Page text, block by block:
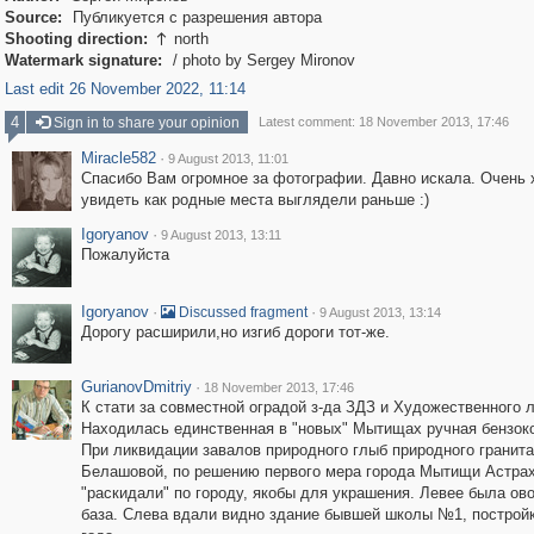
Source:
Публикуется с разрешения автора
Shooting direction:  north
Watermark signature:
/ photo by Sergey Mironov
Last edit 26 November 2022, 11:14
4
Sign in to share your opinion Latest comment: 18 November 2013, 17:46
Miracle582 · 9 August 2013, 11:01
Спасибо Вам огромное за фотографии. Давно искала. Очень
увидеть как родные места выглядели раньше :)
Igoryanov · 9 August 2013, 13:11
Пожалуйста
Igoryanov · Discussed fragment · 9 August 2013, 13:14
Дорогу расширили,но изгиб дороги тот-же.
GurianovDmitriy · 18 November 2013, 17:46
К стати за совместной оградой з-да ЗДЗ и Художественного
Находилась единственная в "новых" Мытищах ручная
При ликвидации завалов природного глыб природного
Белашовой, по решению первого мера города Мытищи
"раскидали" по городу, якобы для украшения. Левее была
база. Слева вдали видно здание бывшей школы №1,